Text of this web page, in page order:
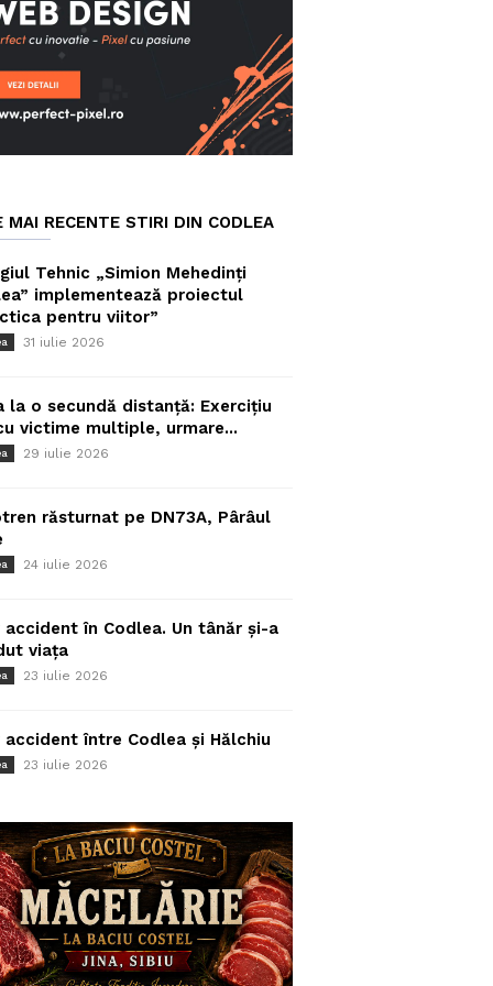
MAI RECENTE STIRI DIN CODLEA
Tehnic „Simion Mehedinți
implementează proiectul
pentru viitor”
31 iulie 2026
la o secundă distanță: Exercițiu
victime multiple, urmare...
29 iulie 2026
răsturnat pe DN73A, Pârâul
24 iulie 2026
accident în Codlea. Un tânăr și-a
viața
23 iulie 2026
accident între Codlea și Hălchiu
23 iulie 2026